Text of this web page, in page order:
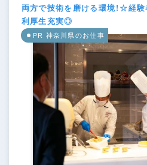
両方で技術を磨ける環境！☆経
利厚生充実◎
PR 神奈川県のお仕事